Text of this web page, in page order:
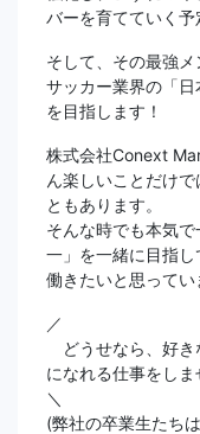
バーを育てていく予
そして、その最強
サッカー業界の「
を目指します！
株式会社Conext
ん楽しいことだけ
ともあります。
そんな時でも本気
一」を一緒に目指
働きたいと思ってい
／
どうせなら、好き
になれる仕事をしま
＼
(弊社の卒業生たち